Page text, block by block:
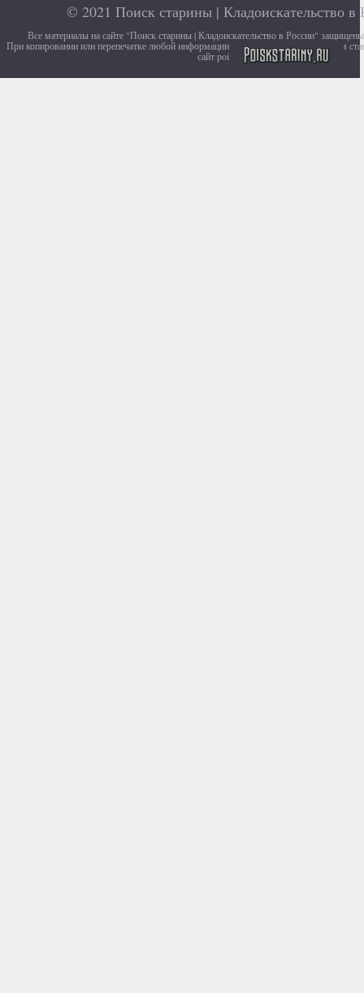
© 2021 Поиск старины | Кладоискательство в
Все материалы на сайте "Поиск старины | Кладоискательство в России"
При копировании или перепечатке любой информации с сайта, убедительно просим
сайт poiskstariny.ru